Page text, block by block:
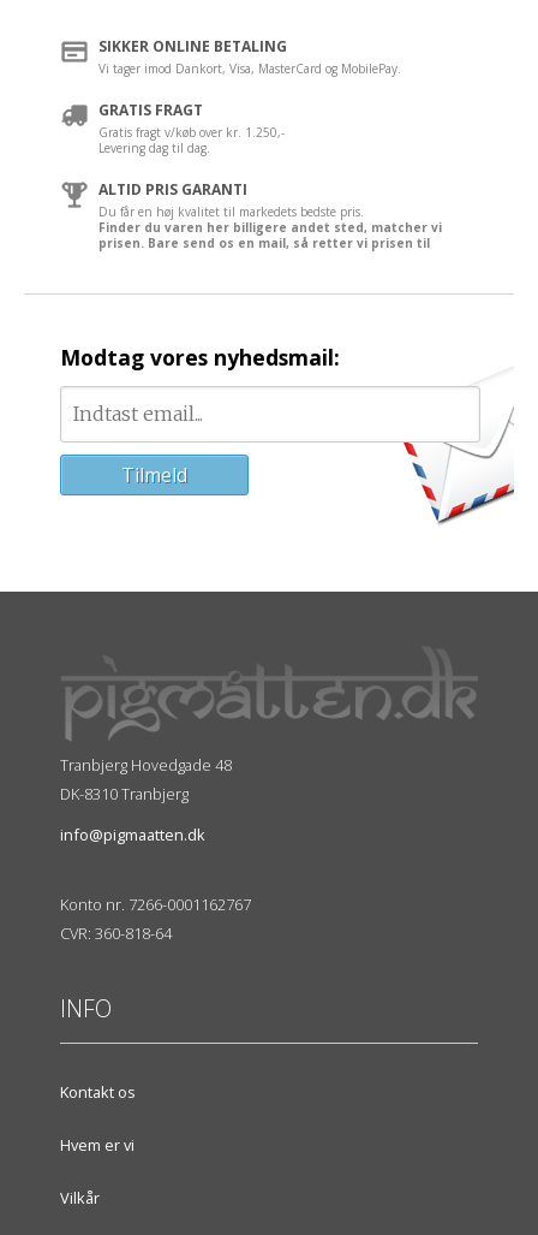
SIKKER ONLINE BETALING
Vi tager imod Dankort, Visa, MasterCard og MobilePay.
GRATIS FRAGT
Gratis fragt v/køb over kr. 1.250,-
Levering dag til dag.
ALTID PRIS GARANTI
Du får en høj kvalitet til markedets bedste pris.
Finder du varen her billigere andet sted, matcher vi
prisen. Bare send os en mail, så retter vi prisen til
Modtag vores nyhedsmail:
Tranbjerg Hovedgade 48
DK-8310 Tranbjerg
info@pigmaatten.dk
Konto nr. 7266-0001162767
CVR: 360-818-64
INFO
Kontakt os
Hvem er vi
Vilkår